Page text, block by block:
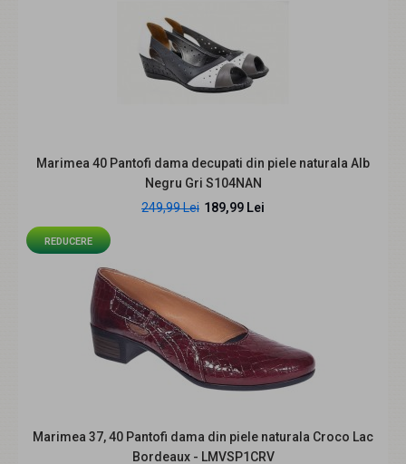
Pantofi dama bej din piele naturala perforata cu talpa
239,99 Lei
Marimea 40 Pantofi dama decupati din piele naturala Alb
Negru Gri S104NAN
249,99 Lei 189,99 Lei
REDUCERE
Marimea 37, 40 Pantofi dama din piele naturala Croco Lac
Bordeaux - LMVSP1CRV